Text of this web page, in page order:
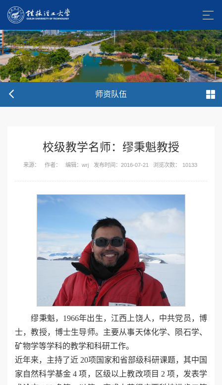
师资队伍
校级教学名师：缪秉魁教授
来源： 作者： 编辑：wrj 发布时间：2016-07-21 浏览次数： 10133
缪秉魁，1966年出生，江西上饶人，中共党员，博
士，教授，博士生导师。主要从事天体化学、陨石学、
矿物学等学科的教学和科研工作。
近年来，主持了近 20项国家和省部级科研课题，其中国
家自然科学基金 4 项，区级以上教改项目 2 项，发表学